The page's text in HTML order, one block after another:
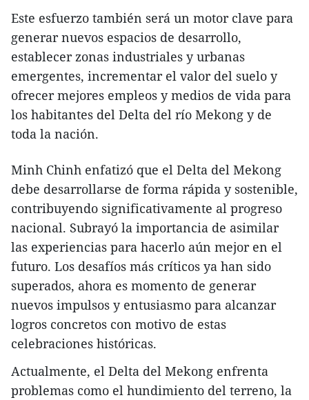
Este esfuerzo también será un motor clave para
generar nuevos espacios de desarrollo,
establecer zonas industriales y urbanas
emergentes, incrementar el valor del suelo y
ofrecer mejores empleos y medios de vida para
los habitantes del Delta del río Mekong y de
toda la nación.
Minh Chinh enfatizó que el Delta del Mekong
debe desarrollarse de forma rápida y sostenible,
contribuyendo significativamente al progreso
nacional. Subrayó la importancia de asimilar
las experiencias para hacerlo aún mejor en el
futuro. Los desafíos más críticos ya han sido
superados, ahora es momento de generar
nuevos impulsos y entusiasmo para alcanzar
logros concretos con motivo de estas
celebraciones históricas.
Actualmente, el Delta del Mekong enfrenta
problemas como el hundimiento del terreno, la